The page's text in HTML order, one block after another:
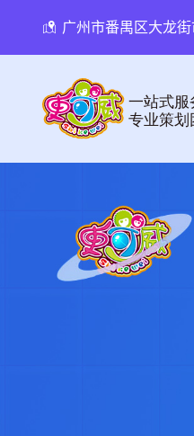
广州市番禺区大龙